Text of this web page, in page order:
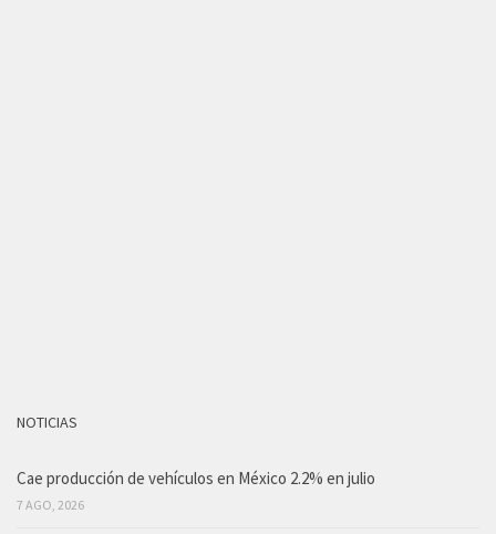
NOTICIAS
Cae producción de vehículos en México 2.2% en julio
7 AGO, 2026